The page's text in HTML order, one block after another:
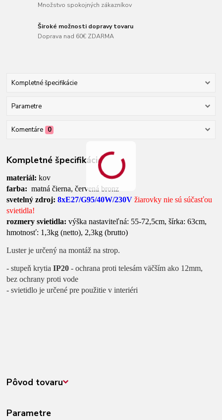
Množstvo spokojných zákazníkov
Široké možnosti dopravy tovaru
Doprava nad 60€ ZDARMA
Kompletné špecifikácie
Parametre
Komentáre 0
Kompletné špecifikácie
materiál:kov
farba:matná čierna, červená bronz
svetelný zdroj:8xE27/G95/40W/230V žiarovky nie sú súčasťou
svietidla!
rozmery svietidla: výška nastaviteľná: 55-72,5cm, šírka: 63cm,
hmotnosť: 1,3kg (netto), 2,3kg (brutto)
Luster je určený na montáž na strop.
- stupeň krytiaIP20 - ochrana proti telesám väčším ako 12mm,
bez ochrany proti vode
- svietidlo je určené pre použitie v interiéri
Pôvod tovaru
Parametre